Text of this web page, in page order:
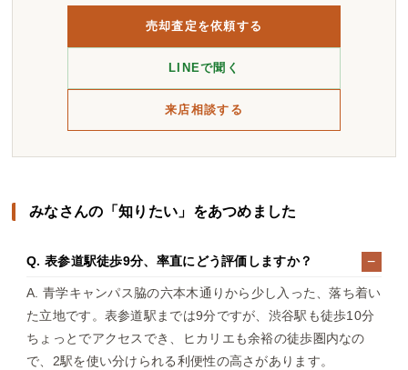
売却査定を依頼する
LINEで聞く
来店相談する
みなさんの「知りたい」をあつめました
Q. 表参道駅徒歩9分、率直にどう評価しますか？
A. 青学キャンパス脇の六本木通りから少し入った、落ち着い
た立地です。表参道駅までは9分ですが、渋谷駅も徒歩10分
ちょっとでアクセスでき、ヒカリエも余裕の徒歩圏内なの
で、2駅を使い分けられる利便性の高さがあります。